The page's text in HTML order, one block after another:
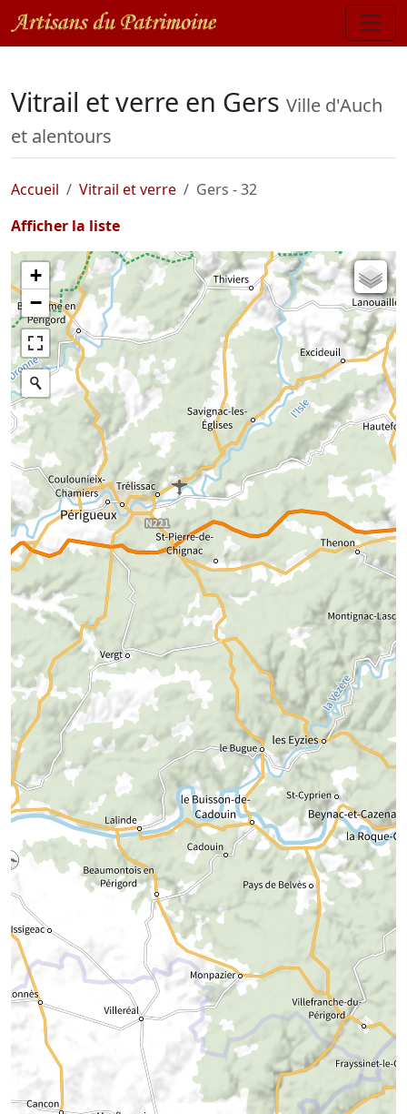
Vitrail et verre en Gers Ville d'Auch
et alentours
Accueil Vitrail et verre
Gers - 32
Afficher la liste
+
−
Carte de l'état-major (1820-1866)
Parcellaire cadastral
Plan IGN
Photographies aériennes